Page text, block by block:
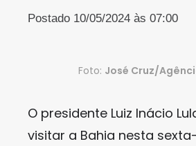
Postado 10/05/2024 às 07:00
Foto: José Cruz/
O presidente Luiz Inácio
visitar a Bahia nesta